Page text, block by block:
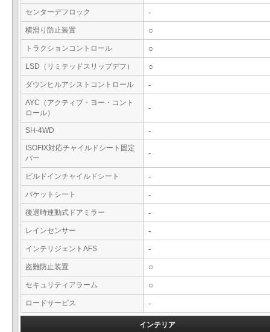
センターデフロック -
横滑り防止装置 ○
トラクションコントロール ○
LSD（リミテッドスリップデフ） ○
ダウンヒルアシストコントロール -
AYC（アクティブ・ヨー・コント
ロール）
-
SH-4WD -
ISOFIX対応チャイルドシート固定
バー
-
ビルドインチャイルドシート -
バケットシート -
後退時連動式ドアミラー -
レインセンサー -
インテリジェントAFS -
盗難防止装置 ○
セキュリティアラーム ○
ロードサービス -
インテリア